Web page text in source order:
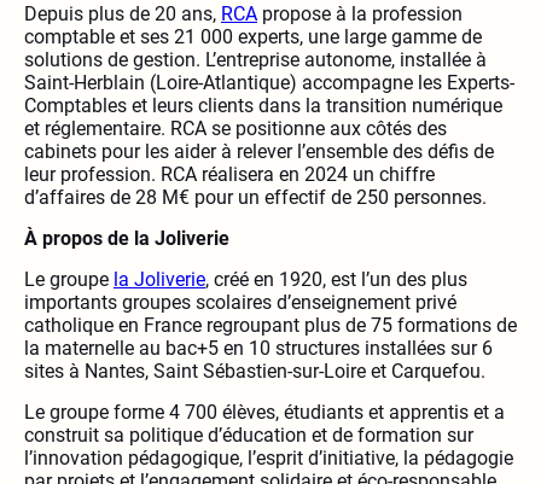
Depuis plus de 20 ans, RCA propose à la profession
comptable et ses 21 000 experts, une large gamme de
solutions de gestion. L’entreprise autonome, installée à
Saint-Herblain (Loire-Atlantique) accompagne les Experts-
Comptables et leurs clients dans la transition numérique
et réglementaire. RCA se positionne aux côtés des
cabinets pour les aider à relever l’ensemble des défis de
leur profession. RCA réalisera en 2024 un chiffre
d’affaires de 28 M€ pour un effectif de 250 personnes.
À propos de la Joliverie
Le groupe la Joliverie, créé en 1920, est l’un des plus
importants groupes scolaires d’enseignement privé
catholique en France regroupant plus de 75 formations de
la maternelle au bac+5 en 10 structures installées sur 6
sites à Nantes, Saint Sébastien-sur-Loire et Carquefou.
Le groupe forme 4 700 élèves, étudiants et apprentis et a
construit sa politique d’éducation et de formation sur
l’innovation pédagogique, l’esprit d’initiative, la pédagogie